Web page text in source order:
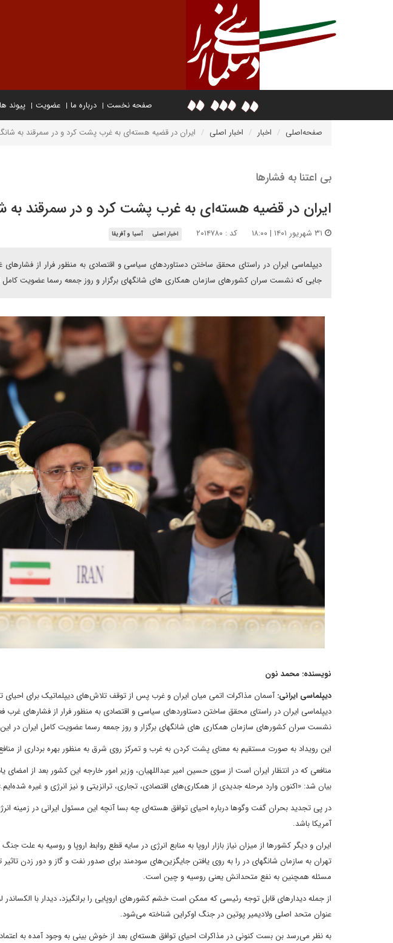
صفحه نخست درباره ما عضویت پیوند ها
صفحه‌اصلی اخبار اخبار اصلی ایران در قضیه هسته‌ای به غرب پشت کرد و در سمرقند به
بی اعتنا به فشارها
ایران در قضیه هسته‌ای به غرب پشت کرد و در سمرقند به
کد : ۲۰۱۴۷۸۰ اخبار اصلی آسیا و آفریقا
دیپلماسی ایران در راستای محقق ساختن دستاوردهای سیاسی و اقتصادی به منظور فرار از
جایی که نشست سران کشورهای سازمان همکاری های شانگهای برگزار و روز جمعه رسما عضویت کامل
نویسنده: محمد نون
دیپلماسی ایرانی:آسمان مذاکرات اتمی میان ایران و غرب پس از توقف تلاش‌های دیپلماتیک برای
دیپلماسی ایران در راستای محقق ساختن دستاوردهای سیاسی و اقتصادی به منظور فرار از فشارهای
نشست سران کشورهای سازمان همکاری های شانگهای برگزار و روز جمعه رسما عضویت کامل ایران در
این رویداد به صورت مستقیم به معنای پشت کردن به غرب و تمرکز روی شرق به منظور بهره برداری از
منافعی که در انتظار ایران است از سوی حسین امیر عبداللهیان، وزیر امور خارجه این کشور بعد از
بیان شد: «اکنون وارد مرحله جدیدی از همکاری‌های اقتصادی، تجاری، ترانزیتی و نیز انرژی و غیره
در پی تجدید بحران گفت وگوها درباره احیای توافق هسته‌ای چه بسا آنچه این مسئول ایرانی در زمینه
آمریکا باشد.
ایران و دیگر کشورها از میزان نیاز بازار اروپا به منابع انرژی در سایه قطع روابط اروپا و روسیه به
تهران به سازمان شانگهای در را به روی یافتن جایگزین‌های سودمند برای صدور نفت و گاز و دور زدن
مسئله همچنین به نفع متحدانش یعنی روسیه و چین است.
از جمله دیدارهای قابل توجه رئیسی که ممکن است خشم کشورهای اروپایی را برانگیزد، دیدار با
عنوان متحد اصلی ولادیمیر پوتین در جنگ اوکراین شناخته می‌شود.
به نظر می‌رسد بن بست کنونی در مذاکرات احیای توافق هسته‌ای بعد از خوش بینی به وجود آمده به